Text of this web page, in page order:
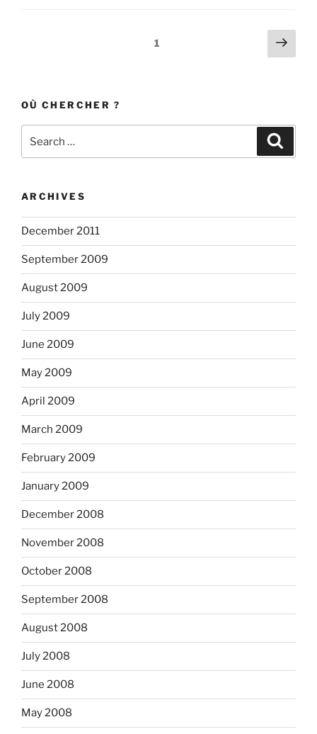
Page1
Next
page
OÙ CHERCHER ?
for:
ARCHIVES
December 2011
September 2009
August 2009
July 2009
June 2009
May 2009
April 2009
March 2009
February 2009
January 2009
December 2008
November 2008
October 2008
September 2008
August 2008
July 2008
June 2008
May 2008